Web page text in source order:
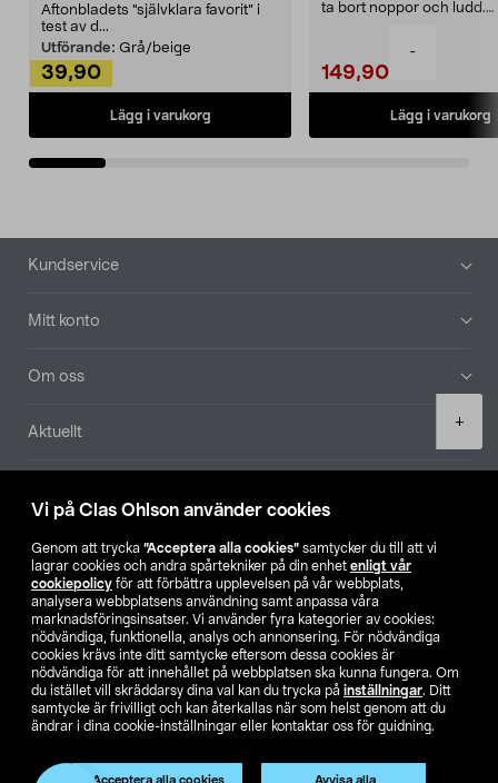
Vi på Clas Ohlson använder cookies
Genom att trycka ”Acceptera alla cookies” samtycker du till att vi
lagrar cookies och andra spårtekniker på din enhet enligt vår
cookiepolicy för att förbättra upplevelsen på vår webbplats,
analysera webbplatsens användning samt anpassa våra
marknadsföringsinsatser. Vi använder fyra kategorier av cookies:
nödvändiga, funktionella, analys och annonsering. För nödvändiga
cookies krävs inte ditt samtycke eftersom dessa cookies är
nödvändiga för att innehållet på webbplatsen ska kunna fungera. Om
du istället vill skräddarsy dina val kan du trycka på inställningar. Ditt
samtycke är frivilligt och kan återkallas när som helst genom att du
ändrar i dina cookie-inställningar eller kontaktar oss för guidning.
Acceptera alla cookies Avvisa alla
-
+
Aftonbladets "självklara favorit” i
test av d...
Utförande: Grå/beige
39,90
Lägg i varukorg
ta bort noppor och ludd.
149,90
Lägg i varukorg
Sidfot
Kundservice
Mitt konto
Om oss
Aktuellt
Hitta butik
SE NO FI
Ändra till priser exklusive moms